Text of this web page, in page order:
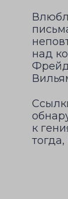
над
Фрейд
к